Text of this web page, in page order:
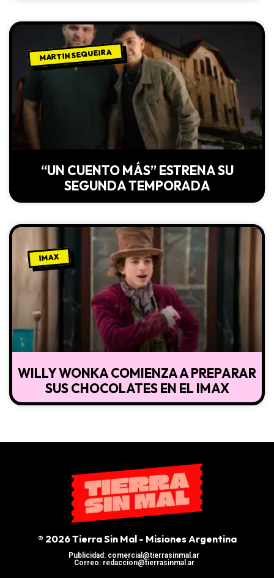
MARTIN SEQUEIRA
“UN CUENTO MÁS” ESTRENA SU
SEGUNDA TEMPORADA
IMAX
WILLY WONKA COMIENZA A PREPARAR
SUS CHOCOLATES EN EL IMAX
® 2026 Tierra Sin Mal - Misiones Argentina
Publicidad: comercial@tierrasinmal.ar
Correo: redaccion@tierrasinmal.ar